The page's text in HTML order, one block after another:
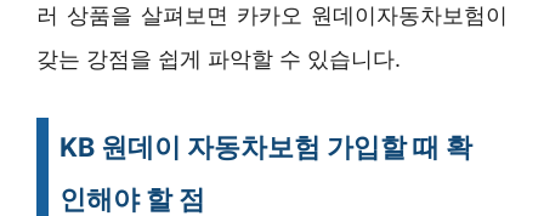
러 상품을 살펴보면 카카오 원데이자동차보험이
갖는 강점을 쉽게 파악할 수 있습니다.
KB 원데이 자동차보험 가입할 때 확
인해야 할 점